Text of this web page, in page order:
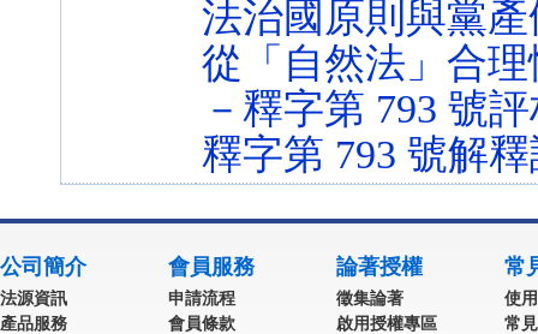
法治國原則與黨
從「自然法」合
－釋字第 793 號
釋字第 793 號解
公司簡介
法源資訊
產品服務
會員服務
申請流程
會員條款
論著授權
徵集論著
啟用授權專區
常
使
常